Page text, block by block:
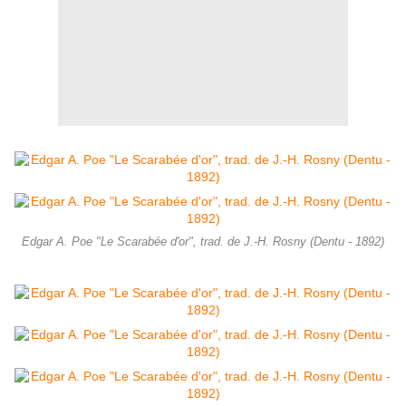
Edgar A. Poe "Le Scarabée d'or", trad. de J.-H. Rosny (Dentu - 1892)